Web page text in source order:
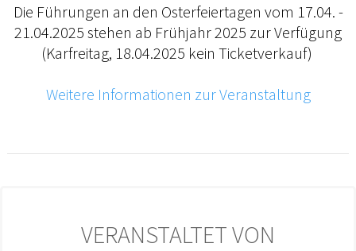
Die Führungen an den Osterfeiertagen vom 17.04. -
21.04.2025 stehen ab Frühjahr 2025 zur Verfügung
(Karfreitag, 18.04.2025 kein Ticketverkauf)
Weitere Informationen zur Veranstaltung
VERANSTALTET VON